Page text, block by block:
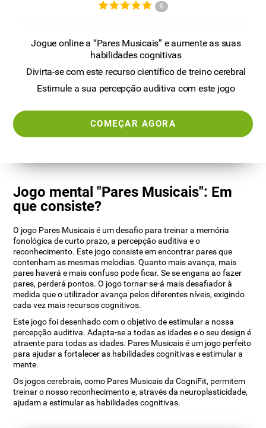
5
Jogue online a “Pares Musicais” e aumente as suas
habilidades cognitivas
Divirta-se com este recurso científico de treino cerebral
Estimule a sua percepção auditiva com este jogo
COMEÇAR AGORA
Jogo mental "Pares Musicais": Em
que consiste?
O jogo Pares Musicais é um desafio para treinar a memória
fonológica de curto prazo, a percepção auditiva e o
reconhecimento. Este jogo consiste em encontrar pares que
contenham as mesmas melodias. Quanto mais avança, mais
pares haverá e mais confuso pode ficar. Se se engana ao fazer
pares, perderá pontos. O jogo tornar-se-á mais desafiador à
medida que o utilizador avança pelos diferentes níveis, exigindo
cada vez mais recursos cognitivos.
Este jogo foi desenhado com o objetivo de estimular a nossa
percepção auditiva. Adapta-se a todas as idades e o seu design é
atraente para todas as idades. Pares Musicais é um jogo perfeito
para ajudar a fortalecer as habilidades cognitivas e estimular a
mente.
Os jogos cerebrais, como Pares Musicais da CogniFit, permitem
treinar o nosso reconhecimento e, através da neuroplasticidade,
ajudam a estimular as habilidades cognitivas.